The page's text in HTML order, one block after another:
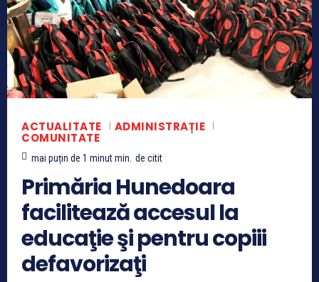
ACTUALITATE ADMINISTRAȚIE
COMUNITATE
mai puțin de 1 minutmin. de citit
Primăria Hunedoara
facilitează accesul la
educaţie şi pentru copiii
defavorizaţi